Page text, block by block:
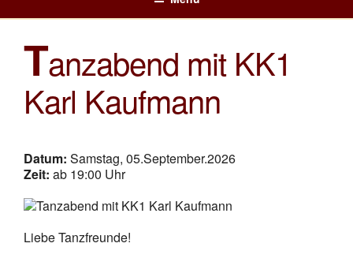
springen
GMÜND – WALDVIERTEL
Tanzabend mit KK1
Karl Kaufmann
Datum: Samstag, 05.September.2026
Zeit: ab 19:00 Uhr
Liebe Tanzfreunde!